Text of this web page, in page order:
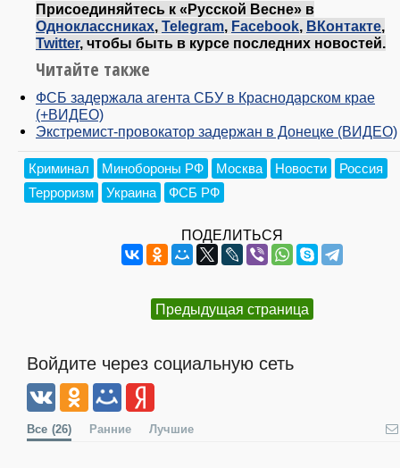
Присоединяйтесь к «Русской Весне» в
Одноклассниках, Telegram, Facebook, ВКонтакте,
Twitter, чтобы быть в курсе последних новостей.
Читайте также
ФСБ задержала агента СБУ в Краснодарском крае
(+ВИДЕО)
Экстремист-провокатор задержан в Донецке (ВИДЕО)
Криминал Минобороны РФ Москва Новости
Россия
Терроризм
Украина ФСБ РФ
ПОДЕЛИТЬСЯ
Предыдущая страница
Войдите через социальную сеть
Все (26) Ранние Лучшие